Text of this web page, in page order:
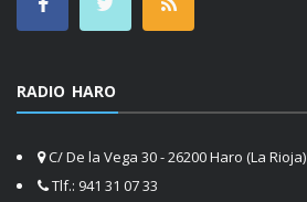
RADIO HARO
C/ De la Vega 30 - 26200 Haro (La Rioja)
Tlf.: 941 31 07 33